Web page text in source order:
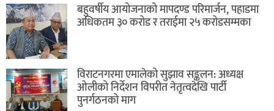
बहुवर्षीय आयोजनाको मापदण्ड परिमार्जन, पहाडमा
अधिकतम ३० करोड र तराईमा २५ करोडसम्मका
विराटनगरमा एमालेको सुझाव सङ्कलन: अध्यक्ष
ओलीको निर्देशन विपरीत नेतृत्वदेखि पार्टी
पुनर्गठनको माग